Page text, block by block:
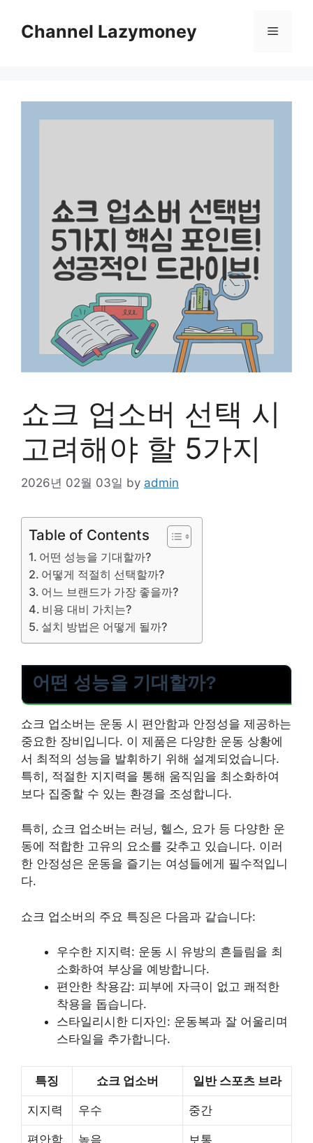
contentChannel Lazymoney Menu
쇼크 업소버 선택 시
고려해야 할 5가지
2026년 02월 03일 by admin
Table of Contents
어떤 성능을 기대할까?
어떻게 적절히 선택할까?
어느 브랜드가 가장 좋을까?
비용 대비 가치는?
설치 방법은 어떻게 될까?
어떤 성능을 기대할까?
쇼크 업소버는 운동 시 편안함과 안정성을 제공하는
중요한 장비입니다. 이 제품은 다양한 운동 상황에
서 최적의 성능을 발휘하기 위해 설계되었습니다.
특히, 적절한 지지력을 통해 움직임을 최소화하여
보다 집중할 수 있는 환경을 조성합니다.
특히, 쇼크 업소버는 러닝, 헬스, 요가 등 다양한 운
동에 적합한 고유의 요소를 갖추고 있습니다. 이러
한 안정성은 운동을 즐기는 여성들에게 필수적입니
다.
쇼크 업소버의 주요 특징은 다음과 같습니다:
우수한 지지력: 운동 시 유방의 흔들림을 최
소화하여 부상을 예방합니다.
편안한 착용감: 피부에 자극이 없고 쾌적한
착용을 돕습니다.
스타일리시한 디자인: 운동복과 잘 어울리며
스타일을 추가합니다.
특징 쇼크 업소버 일반 스포츠 브라
지지력 우수 중간
편안함 높음 보통